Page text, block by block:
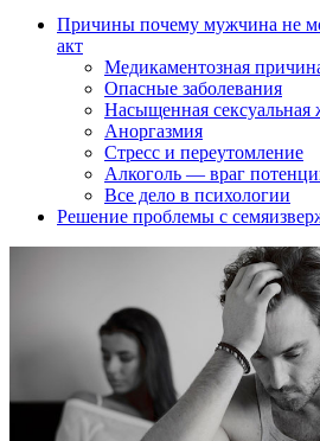
Причины почему мужчина не
акт
Медикаментозная
Опасные заболевания
Насыщенная сексуальная
Аноргазмия
Стресс и переутомление
Алкоголь — враг
Все дело в психологии
Решение проблемы с